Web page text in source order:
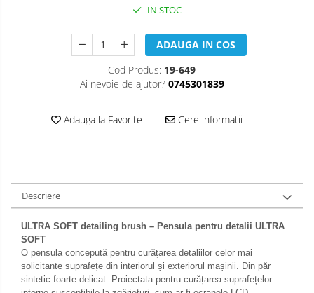
IN STOC
ADAUGA IN COS
Cod Produs: 19-649
Ai nevoie de ajutor? 0745301839
Adauga la Favorite Cere informatii
Descriere
ULTRA SOFT detailing brush – Pensula pentru detalii ULTRA
SOFT
O pensula concepută pentru curățarea detaliilor celor mai
solicitante suprafețe din interiorul și exteriorul mașinii. Din păr
sintetic foarte delicat. Proiectata pentru curățarea suprafețelor